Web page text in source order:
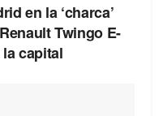
en la ‘charca’
Twingo E-
capital